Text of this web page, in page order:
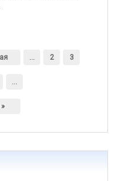
… 2 3
…